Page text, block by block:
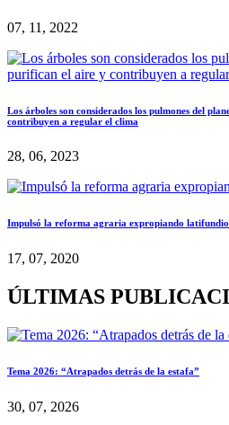
07, 11, 2022
Los árboles son considerados los pulmones del
contribuyen a regular el clima
28, 06, 2023
Impulsó la reforma agraria expropiando
17, 07, 2020
ÚLTIMAS
Tema 2026: “Atrapados detrás de la estafa”
30, 07, 2026